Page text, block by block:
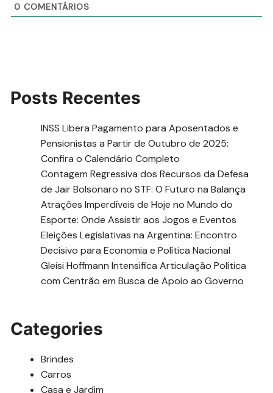
0 COMENTÁRIOS
Posts Recentes
INSS Libera Pagamento para Aposentados e
Pensionistas a Partir de Outubro de 2025:
Confira o Calendário Completo
Contagem Regressiva dos Recursos da Defesa
de Jair Bolsonaro no STF: O Futuro na Balança
Atrações Imperdíveis de Hoje no Mundo do
Esporte: Onde Assistir aos Jogos e Eventos
Eleições Legislativas na Argentina: Encontro
Decisivo para Economia e Política Nacional
Gleisi Hoffmann Intensifica Articulação Política
com Centrão em Busca de Apoio ao Governo
Categories
Brindes
Carros
Casa e Jardim